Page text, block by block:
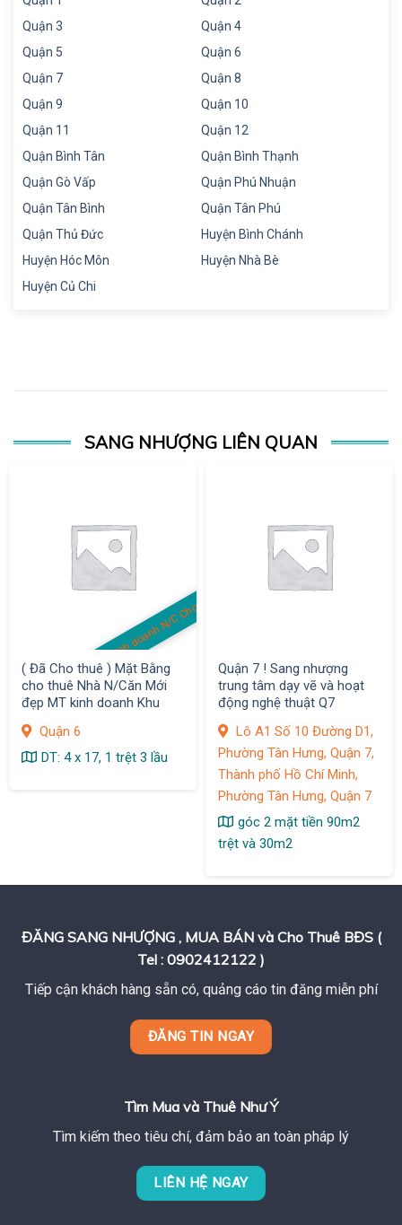
Quận 3
Quận 4
Quận 5
Quận 6
Quận 7
Quận 8
Quận 9
Quận 10
Quận 11
Quận 12
Quận Bình Tân
Quận Bình Thạnh
Quận Gò Vấp
Quận Phú Nhuận
Quận Tân Bình
Quận Tân Phú
Quận Thủ Đức
Huyện Bình Chánh
Huyện Hóc Môn
Huyện Nhà Bè
Huyện Củ Chi
SANG NHƯỢNG LIÊN QUAN
MB kinh doanh N/C Cho thuê
( Đã Cho thuê ) Mặt Bằng
cho thuê Nhà N/Căn Mới
đẹp MT kinh doanh Khu
Quận 6
DT: 4 x 17, 1 trệt 3 lầu
Quận 7 ! Sang nhượng
trung tâm dạy vẽ và hoạt
động nghệ thuật Q7
Lô A1 Số 10 Đường D1,
Phường Tân Hưng, Quận 7,
Thành phố Hồ Chí Minh,
Phường Tân Hưng, Quận 7
góc 2 mặt tiền 90m2
trệt và 30m2
ĐĂNG SANG NHƯỢNG , MUA BÁN và Cho Thuê BĐS (
Tel : 0902412122 )
Tiếp cận khách hàng sẵn có, quảng cáo tin đăng miễn phí
ĐĂNG TIN NGAY
Tìm Mua và Thuê Như Ý
Tìm kiếm theo tiêu chí, đảm bảo an toàn pháp lý
LIÊN HỆ NGAY